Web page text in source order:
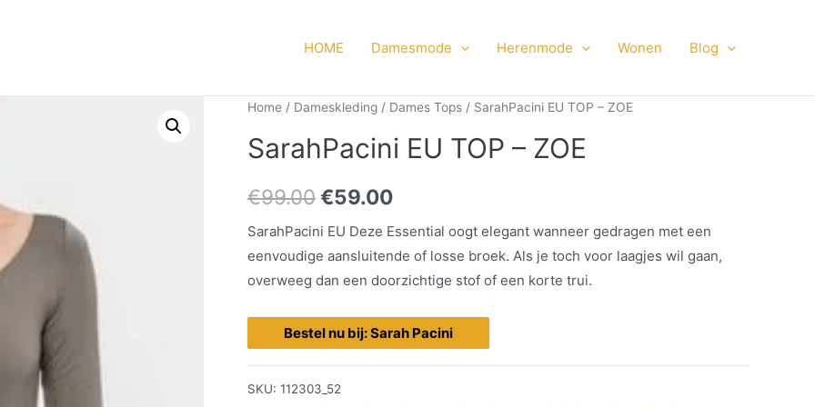
HOME Damesmode Herenmode Wonen Blog
Home / Dameskleding / Dames Tops / SarahPacini EU TOP – ZOE
SarahPacini EU TOP – ZOE
€99.00€59.00
SarahPacini EU Deze Essential oogt elegant wanneer gedragen met een
eenvoudige aansluitende of losse broek. Als je toch voor laagjes wil gaan,
overweeg dan een doorzichtige stof of een korte trui.
Bestel nu bij: Sarah Pacini
SKU: 112303_52